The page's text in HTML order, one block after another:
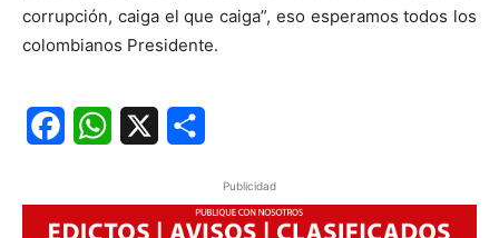
corrupción, caiga el que caiga”, eso esperamos todos los
colombianos Presidente.
FacebookWhatsApp
Publicidad